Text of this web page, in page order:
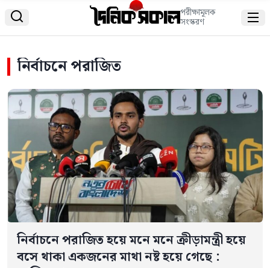
 পরীক্ষামূলক
সংস্করণ 
নির্বাচনে পরাজিত
নির্বাচনে পরাজিত হয়ে মনে মনে ক্রীড়ামন্ত্রী হয়ে
বসে থাকা একজনের মাথা নষ্ট হয়ে গেছে :